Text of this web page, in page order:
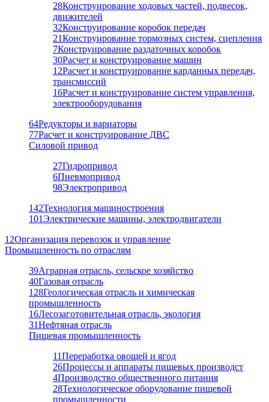
28Конструирование ходовых частей, подвесок,
движителей
32Конструирование коробок передач
21Конструирование тормозных систем, сцепления
7Конструирование раздаточных коробок
30Расчет и конструирование машин
12Расчет и конструирование карданных передач,
трансмиссий
16Расчет и конструирование систем управления,
электрооборудования
64Редукторы и вариаторы
77Расчет и конструирование ДВС
Силовой привод
27Гидропривод
6Пневмопривод
98Электропривод
142Технология машиностроения
101Электрические машины, электродвигатели
12Организация перевозок и управление
Промышленность по отраслям
39Аграрная отрасль, сельское хозяйство
40Газовая отрасль
128Геологическая отрасль и химическая
промышленность
16Лесозаготовительная отрасль, экология
31Нефтяная отрасль
Пищевая промышленность
11Переработка овощей и ягод
26Процессы и аппараты пищевых производст
4Производство общественного питания
28Технологическое оборудование пищевой
промышленности